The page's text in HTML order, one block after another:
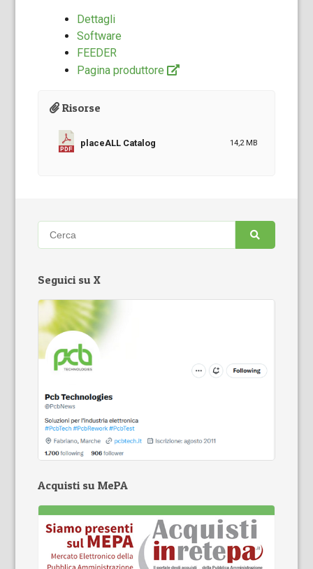
Dettagli
Software
FEEDER
Pagina produttore
Risorse
placeALL Catalog 14,2 MB
Seguici su X
Acquisti su MePA